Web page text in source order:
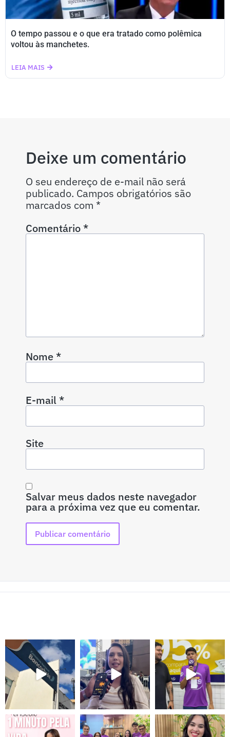
O tempo passou e o que era tratado como polêmica
voltou às manchetes.
LEIA MAIS
Deixe um comentário
O seu endereço de e-mail não será
publicado. Campos obrigatórios são
marcados com *
Comentário*
Nome*
E-mail*
Site
Salvar meus dados neste navegador
para a próxima vez que eu comentar.